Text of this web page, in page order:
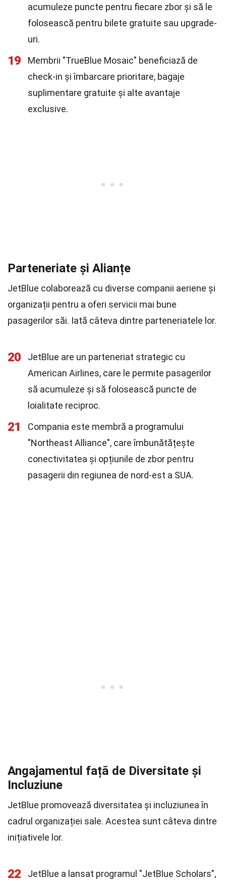
acumuleze puncte pentru fiecare zbor și să le
folosească pentru bilete gratuite sau upgrade-
uri.
19
Membrii "TrueBlue Mosaic" beneficiază de
check-in și îmbarcare prioritare, bagaje
suplimentare gratuite și alte avantaje
exclusive.
Parteneriate și Alianțe
JetBlue colaborează cu diverse companii aeriene și
organizații pentru a oferi servicii mai bune
pasagerilor săi. Iată câteva dintre parteneriatele lor.
20
JetBlue are un parteneriat strategic cu
American Airlines, care le permite pasagerilor
să acumuleze și să folosească puncte de
loialitate reciproc.
21
Compania este membră a programului
"Northeast Alliance", care îmbunătățește
conectivitatea și opțiunile de zbor pentru
pasagerii din regiunea de nord-est a SUA.
Angajamentul față de Diversitate și
Incluziune
JetBlue promovează diversitatea și incluziunea în
cadrul organizației sale. Acestea sunt câteva dintre
inițiativele lor.
22
JetBlue a lansat programul "JetBlue Scholars",